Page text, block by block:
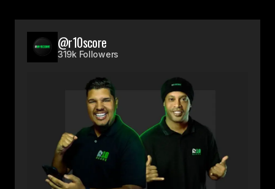
@r10score
319k Followers